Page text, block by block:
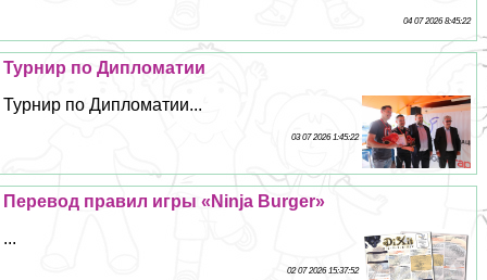
04 07 2026 8:45:22
Турнир по Дипломатии
Турнир по Дипломатии...
03 07 2026 1:45:22
Перевод правил игры «Ninja Burger»
...
02 07 2026 15:37:52